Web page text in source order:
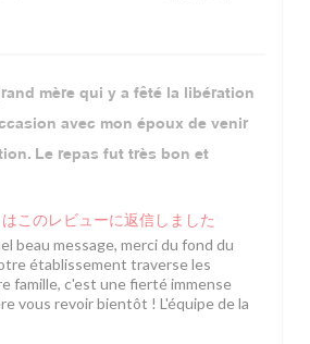
mère qui y a fêté la libération
avec mon époux de venir
Le repas fut très bon et
はこのレビューに返信しました
beau message, merci du fond du
établissement traverse les
famille, c'est une fierté immense
vous revoir bientôt ! L'équipe de la